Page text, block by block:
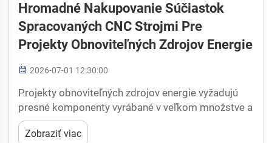
Hromadné Nakupovanie Súčiastok
Spracovaných CNC Strojmi Pre
Projekty Obnoviteľných Zdrojov Energie
2026-07-01 12:30:00
Projekty obnoviteľných zdrojov energie vyžadujú
presné komponenty vyrábané v veľkom množstve a
výber vhodnej CNC obrábací služby je rozhodujúci
pre úspech projektu. Či už vyvíjate zostavy
Zobraziť viac